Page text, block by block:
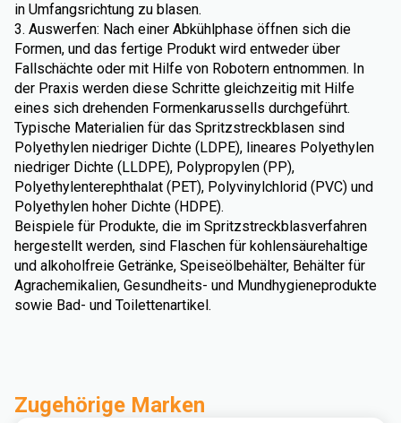
in Umfangsrichtung zu blasen.
3. Auswerfen: Nach einer Abkühlphase öffnen sich die
Formen, und das fertige Produkt wird entweder über
Fallschächte oder mit Hilfe von Robotern entnommen. In
der Praxis werden diese Schritte gleichzeitig mit Hilfe
eines sich drehenden Formenkarussells durchgeführt.
Typische Materialien für das Spritzstreckblasen sind
Polyethylen niedriger Dichte (LDPE), lineares Polyethylen
niedriger Dichte (LLDPE), Polypropylen (PP),
Polyethylenterephthalat (PET), Polyvinylchlorid (PVC) und
Polyethylen hoher Dichte (HDPE).
Beispiele für Produkte, die im Spritzstreckblasverfahren
hergestellt werden, sind Flaschen für kohlensäurehaltige
und alkoholfreie Getränke, Speiseölbehälter, Behälter für
Agrachemikalien, Gesundheits- und Mundhygieneprodukte
sowie Bad- und Toilettenartikel.
Zugehörige Marken